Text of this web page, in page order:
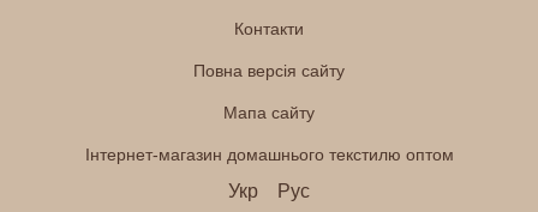
Контакти
Повна версія сайту
Мапа сайту
Інтернет-магазин домашнього текстилю оптом
Укр Рус